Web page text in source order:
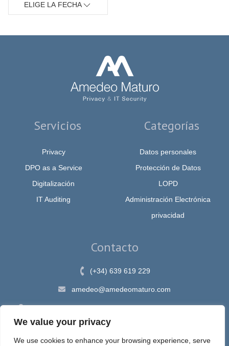
We value your privacy
We use cookies to enhance your browsing experience, serve
ELIGE LA FECHA
Servicios
Privacy
DPO as a Service
Digitalización
IT Auditing
Categorías
Datos personales
Protección de Datos
LOPD
Administración Electrónica
privacidad
Contacto
(+34) 639 619 229
amedeo@amedeomaturo.com
Av. Rambla Méndez Núnez, 12, Alicante 03002, España